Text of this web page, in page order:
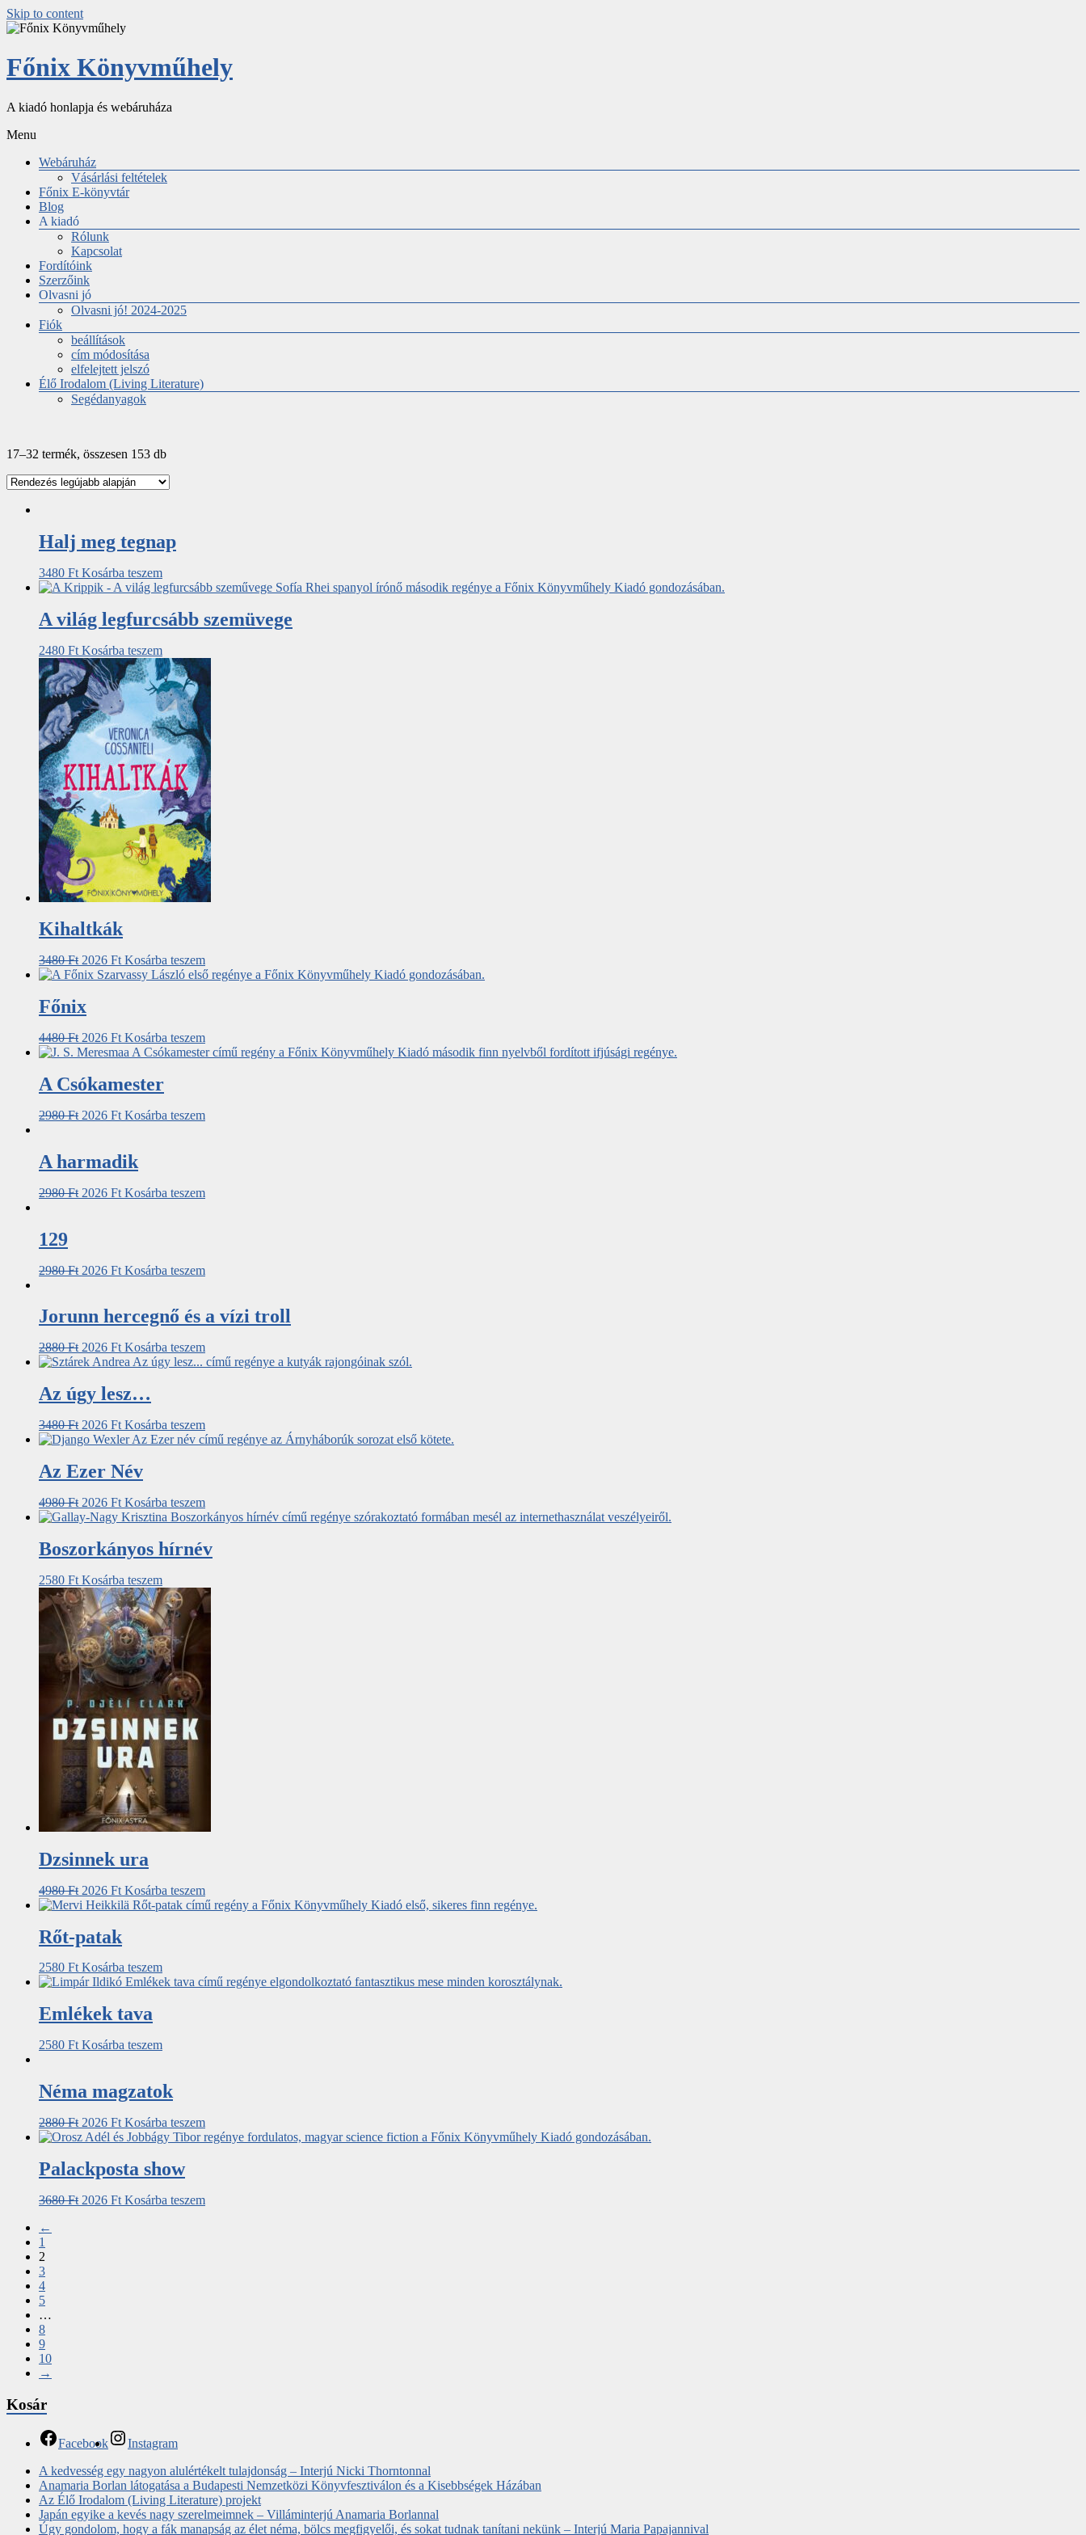
Skip to content
Főnix Könyvműhely
A kiadó honlapja és webáruháza
Menu
Webáruház
Vásárlási feltételek
Főnix E-könyvtár
Blog
A kiadó
Rólunk
Kapcsolat
Fordítóink
Szerzőink
Olvasni jó
Olvasni jó! 2024-2025
Fiók
beállítások
cím módosítása
elfelejtett jelszó
Élő Irodalom (Living Literature)
Segédanyagok
17–32 termék, összesen 153 db
Halj meg tegnap
3480 Ft Kosárba teszem
A világ legfurcsább szemüvege
2480 Ft Kosárba teszem
Kihaltkák
3480Ft 2026 Ft Kosárba teszem
Főnix
4480Ft 2026 Ft Kosárba teszem
A Csókamester
2980Ft 2026 Ft Kosárba teszem
A harmadik
2980Ft 2026 Ft Kosárba teszem
129
2980Ft 2026 Ft Kosárba teszem
Jorunn hercegnő és a vízi troll
2880Ft 2026 Ft Kosárba teszem
Az úgy lesz…
3480Ft 2026 Ft Kosárba teszem
Az Ezer Név
4980Ft 2026 Ft Kosárba teszem
Boszorkányos hírnév
2580 Ft Kosárba teszem
Dzsinnek ura
4980Ft 2026 Ft Kosárba teszem
Rőt-patak
2580 Ft Kosárba teszem
Emlékek tava
2580 Ft Kosárba teszem
Néma magzatok
2880Ft 2026 Ft Kosárba teszem
Palackposta show
3680Ft 2026 Ft Kosárba teszem
←
1
2
3
4
5
…
8
9
10
→
Kosár
Facebook
Instagram
A kedvesség egy nagyon alulértékelt tulajdonság – Interjú Nicki Thorntonnal
Anamaria Borlan látogatása a Budapesti Nemzetközi Könyvfesztiválon és a Kisebbségek Házában
Az Élő Irodalom (Living Literature) projekt
Japán egyike a kevés nagy szerelmeimnek – Villáminterjú Anamaria Borlannal
Úgy gondolom, hogy a fák manapság az élet néma, bölcs megfigyelői, és sokat tudnak tanítani nekünk – Interjú Maria Papajannival